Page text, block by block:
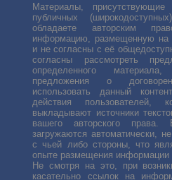
Материалы,
публичных
обладаете авторским
информацию, размещенную на
и не согласны с её
согласны рассмотреть
определенного
предложения о
использовать данный
действия пользователей,
выкладывают источники
вашего авторского
загружаются автоматически,
с чьей либо стороны, что
опыте размещения информации
Не смотря на это, при
касательно ссылок на